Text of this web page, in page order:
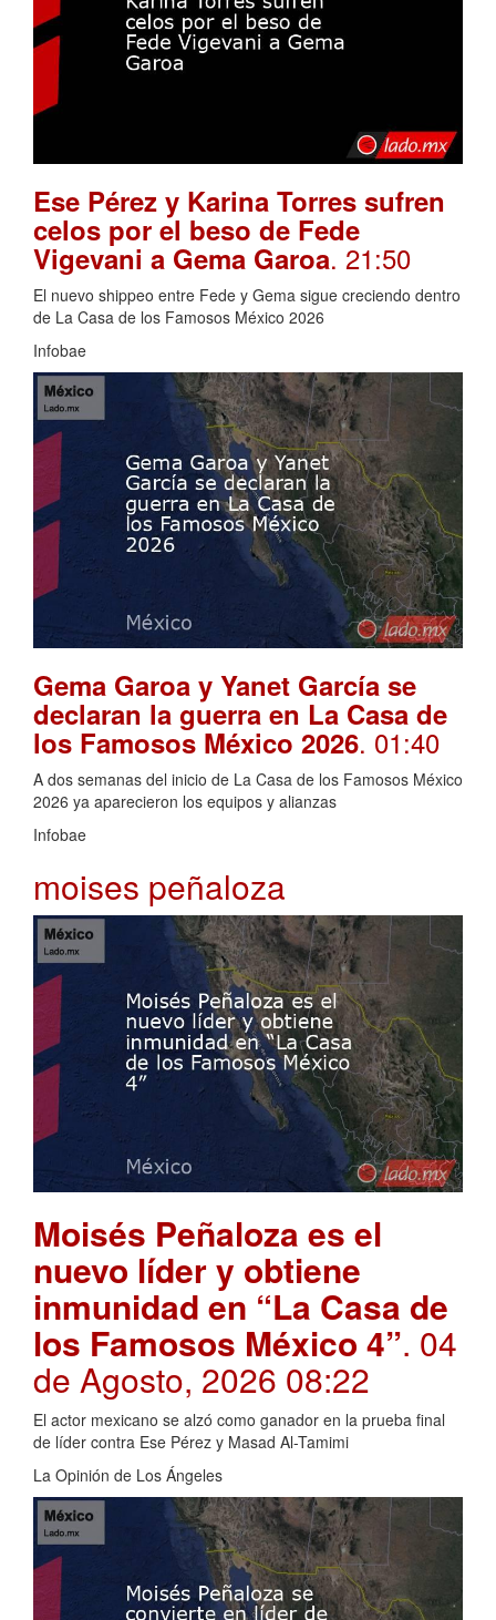
Ese Pérez y Karina Torres sufren
celos por el beso de Fede
Vigevani a Gema Garoa. 21:50
El nuevo shippeo entre Fede y Gema sigue creciendo dentro
de La Casa de los Famosos México 2026
Infobae
Gema Garoa y Yanet García se
declaran la guerra en La Casa de
los Famosos México 2026. 01:40
A dos semanas del inicio de La Casa de los Famosos México
2026 ya aparecieron los equipos y alianzas
Infobae
moises peñaloza
Moisés Peñaloza es el
nuevo líder y obtiene
inmunidad en “La Casa de
los Famosos México 4”. 04
de Agosto, 2026 08:22
El actor mexicano se alzó como ganador en la prueba final
de líder contra Ese Pérez y Masad Al-Tamimi
La Opinión de Los Ángeles